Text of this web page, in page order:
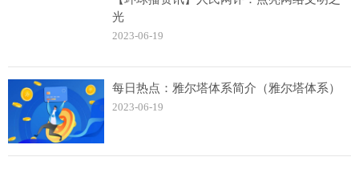
光
2023-06-19
每日热点：雅尔塔体系简介（雅尔塔体系）
2023-06-19